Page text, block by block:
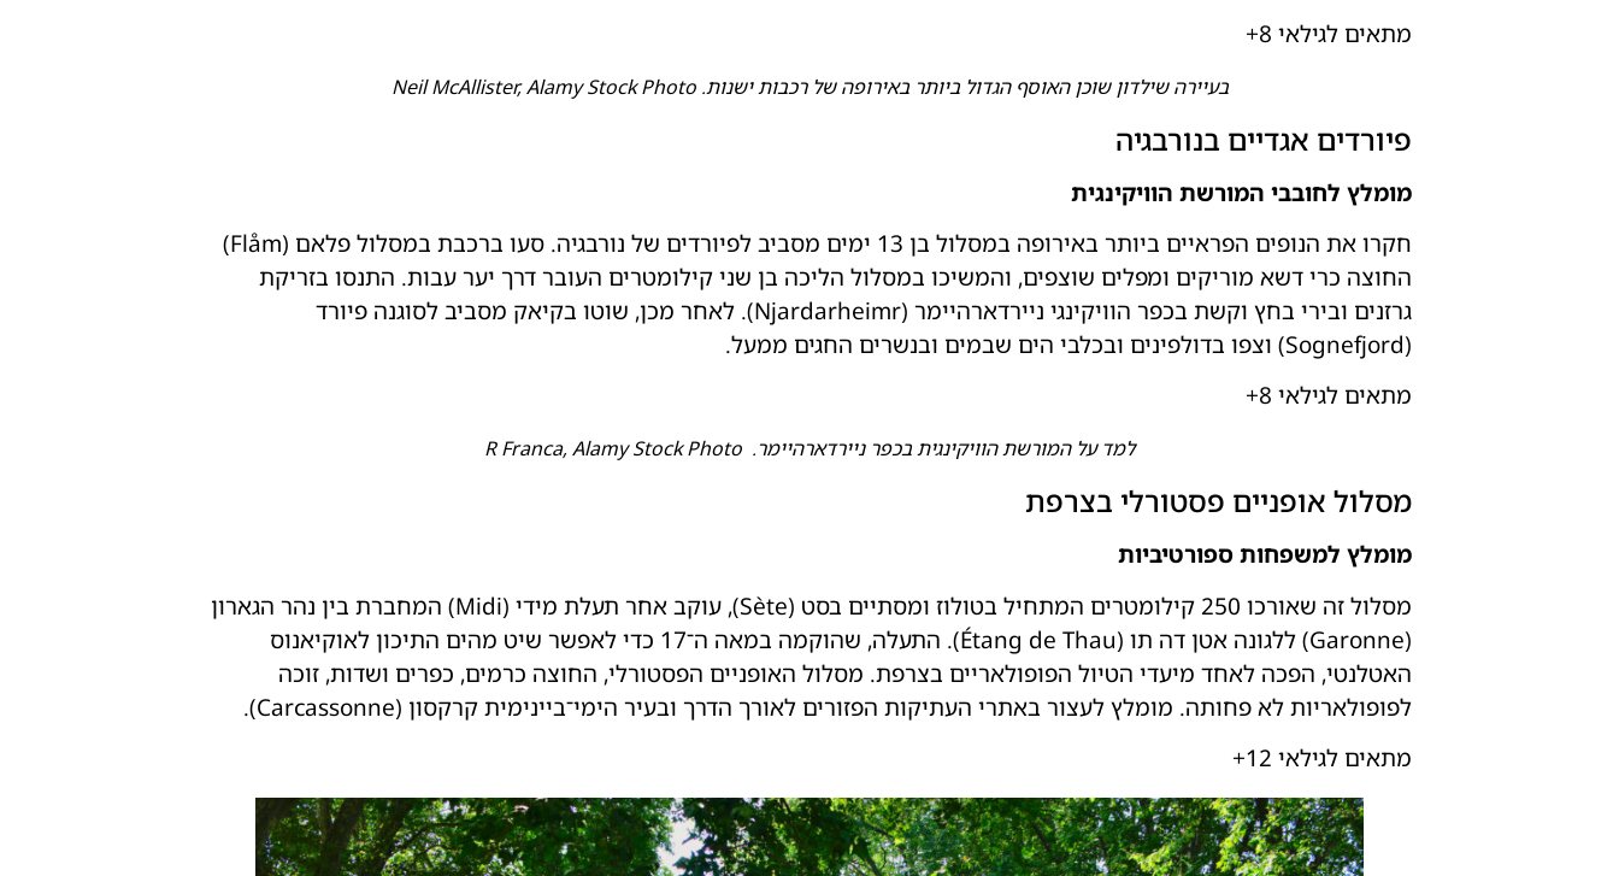
מתאים לגילאי 8+
בעיירה שילדון שוכן האוסף הגדול ביותר באירופה של רכבות ישנות. Neil McAllister, Alamy Stock Photo
פיורדים אגדיים בנורבגיה
מומלץ לחובבי המורשת הוויקינגית
חקרו את הנופים הפראיים ביותר באירופה במסלול בן 13 ימים מסביב לפיורדים של נורבגיה. סעו ברכבת במסלול פלאם (Flåm)
החוצה כרי דשא מוריקים ומפלים שוצפים, והמשיכו במסלול הליכה בן שני קילומטרים העובר דרך יער עבות. התנסו בזריקת
גרזנים ובירי בחץ וקשת בכפר הוויקינגי ניירדארהיימר (Njardarheimr). לאחר מכן, שוטו בקיאק מסביב לסוגנה פיורד
(Sognefjord) וצפו בדולפינים ובכלבי הים שבמים ובנשרים החגים ממעל.
מתאים לגילאי 8+
למד על המורשת הוויקינגית בכפר ניירדארהיימר. R Franca, Alamy Stock Photo
מסלול אופניים פסטורלי בצרפת
מומלץ למשפחות ספורטיביות
מסלול זה שאורכו 250 קילומטרים המתחיל בטולוז ומסתיים בסט (Sète), עוקב אחר תעלת מידי (Midi) המחברת בין נהר הגארון
(Garonne) ללגונה אטן דה תו (Étang de Thau). התעלה, שהוקמה במאה ה־17 כדי לאפשר שיט מהים התיכון לאוקיאנוס
האטלנטי, הפכה לאחד מיעדי הטיול הפופולאריים בצרפת. מסלול האופניים הפסטורלי, החוצה כרמים, כפרים ושדות, זוכה
לפופולאריות לא פחותה. מומלץ לעצור באתרי העתיקות הפזורים לאורך הדרך ובעיר הימי־ביינימית קרקסון (Carcassonne).
מתאים לגילאי 12+